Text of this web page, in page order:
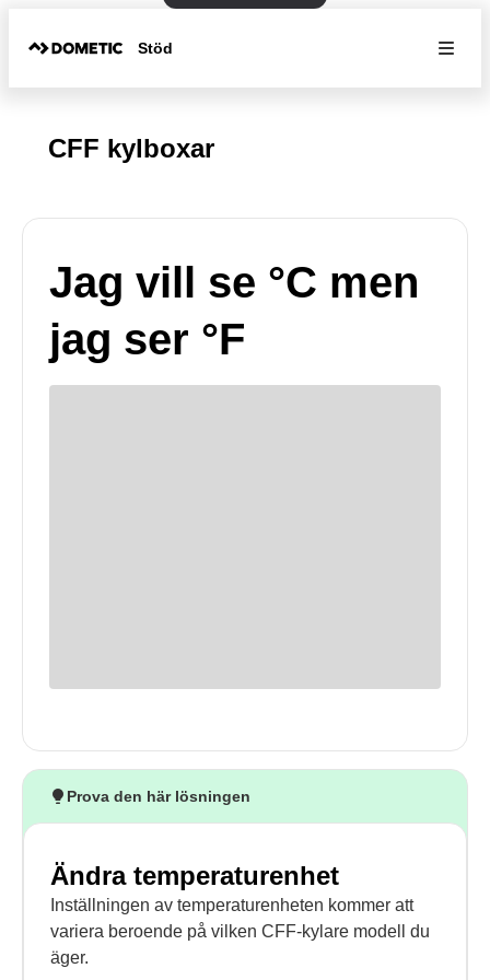
Stöd
CFF kylboxar
Jag vill se °C men
jag ser °F
Prova den här lösningen
Ändra temperaturenhet
Inställningen av temperaturenheten kommer att
variera beroende på vilken CFF-kylare modell du
äger.